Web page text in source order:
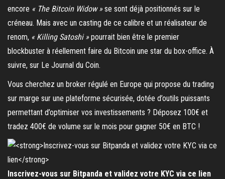
encore « The Bitcoin Widow »se sont déjà positionnés sur le
créneau. Mais avec un casting de ce calibre et un réalisateur de
renom, « Killing Satoshi »pourrait bien être le premier
blockbuster à réellement faire du Bitcoin une star du box-office. À
suivre, sur Le Journal du Coin.
Vous cherchez un broker régulé en Europe qui propose du trading
sur marge sur une plateforme sécurisée, dotée d’outils puissants
permettant d’optimiser vos investissements ? Déposez 100€ et
tradez 400€ de volume sur le mois pour gagner 50€ en BTC !
Inscrivez-vous sur Bitpanda et validez votre KYC via ce lien